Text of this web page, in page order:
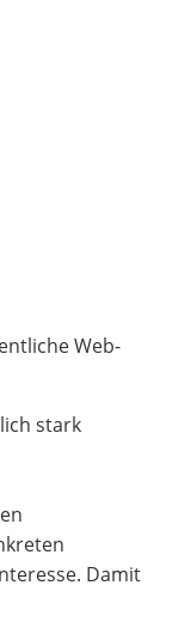
Web-
stark
Damit